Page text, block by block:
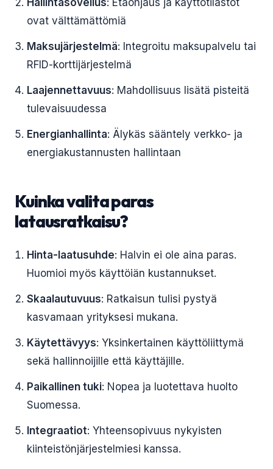
Hallintasovellus: Etäohjaus ja käyttötilastot
ovat välttämättömiä
Maksujärjestelmä: Integroitu maksupalvelu tai
RFID-korttijärjestelmä
Laajennettavuus: Mahdollisuus lisätä pisteitä
tulevaisuudessa
Energianhallinta: Älykäs sääntely verkko- ja
energiakustannusten hallintaan
Kuinka valita paras
latausratkaisu?
Hinta-laatusuhde: Halvin ei ole aina paras.
Huomioi myös käyttöiän kustannukset.
Skaalautuvuus: Ratkaisun tulisi pystyä
kasvamaan yrityksesi mukana.
Käytettävyys: Yksinkertainen käyttöliittymä
sekä hallinnoijille että käyttäjille.
Paikallinen tuki: Nopea ja luotettava huolto
Suomessa.
Integraatiot: Yhteensopivuus nykyisten
kiinteistönjärjestelmiesi kanssa.